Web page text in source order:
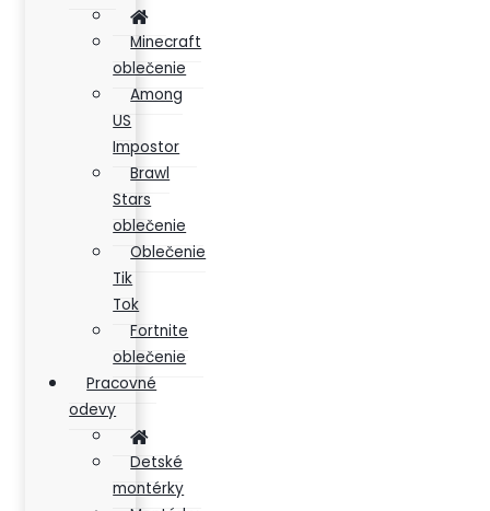
Minecraft
oblečenie
Among
US
Impostor
Brawl
Stars
oblečenie
Oblečenie
Tik
Tok
Fortnite
oblečenie
Pracovné
odevy
Detské
montérky